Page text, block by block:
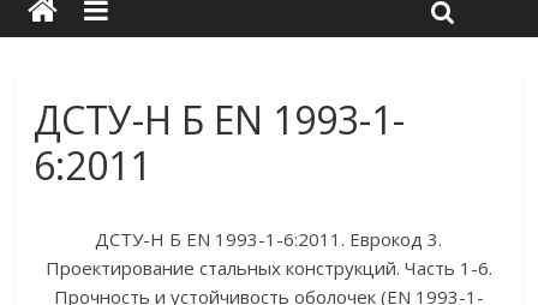
ДСТУ-Н Б EN 1993-1-
6:2011
ДСТУ-Н Б EN 1993-1-6:2011. Еврокод 3.
Проектирование стальных конструкций. Часть 1-6.
Прочность и устойчивость оболочек (EN 1993-1-